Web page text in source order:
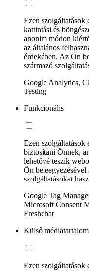
Ezen szolgáltatások
kattintási és
anonim módon
az általános
érdekében. Az Ön
származó
Google Analytics,
Testing
Funkcionális
Ezen
biztosítani Önnek,
lehetővé teszik
Ön
szolgáltatásokat
Google Tag
Microsoft Consent
Freshchat
Külső médiatartalom
Ezen szolgáltatások